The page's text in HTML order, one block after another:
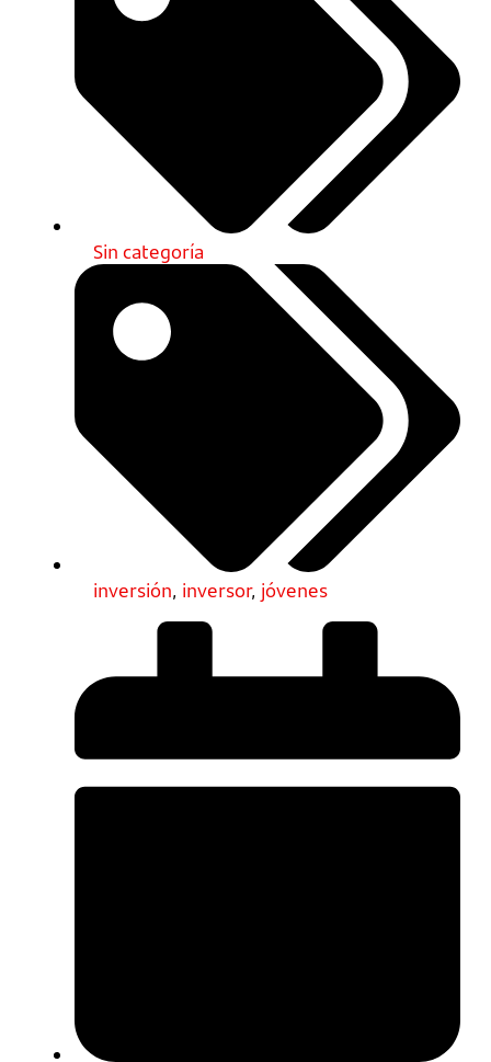
Sin categoría
inversión, inversor, jóvenes